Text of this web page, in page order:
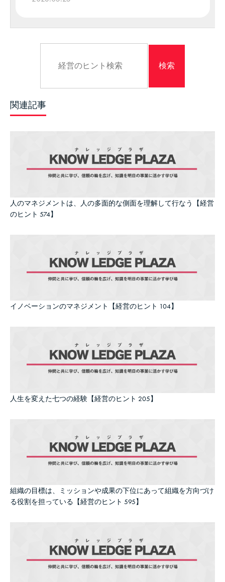
関連記事
人のマネジメントは、人の多面的な側面を理解して行なう【経営
のヒント 574】
イノベーションのマネジメント【経営のヒント 104】
人生を変えた七つの経験【経営のヒント 205】
組織の目標は、ミッションや成果の下位にあって組織を方向づけ
る役割を担っている【経営のヒント 595】